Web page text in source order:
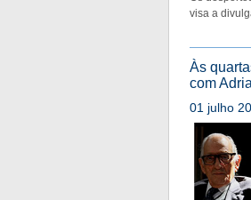
visa a
Às
com
01 julho